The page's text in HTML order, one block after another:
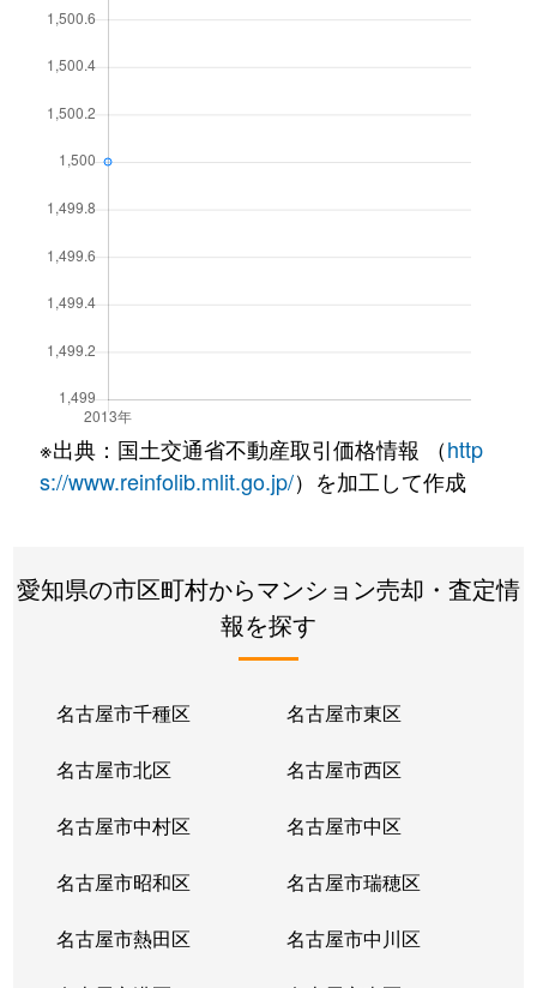
※出典：国土交通省不動産取引価格情報 （http
s://www.reinfolib.mlit.go.jp/）を加工して作成
愛知県の市区町村からマンション売却・査定情
報を探す
名古屋市千種区 名古屋市東区
名古屋市北区 名古屋市西区
名古屋市中村区 名古屋市中区
名古屋市昭和区 名古屋市瑞穂区
名古屋市熱田区 名古屋市中川区